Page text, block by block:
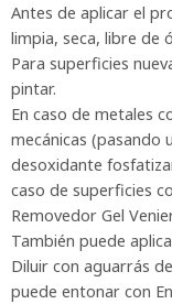
Antes de aplicar el
limpia, seca, libre de
Para superficies
pintar.
En caso de metales
mecánicas (pasando
desoxidante
caso de superficies
Removedor Gel
También puede
Diluir con aguarrás
puede entonar con